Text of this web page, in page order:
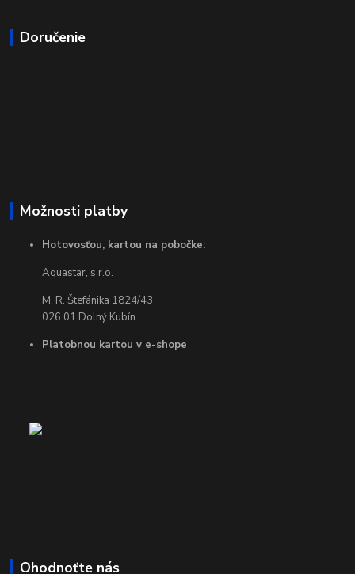
Doručenie
Možnosti platby
Hotovosťou, kartou na pobočke:
Aquastar, s.r.o.
M. R. Štefánika 1824/43
026 01 Dolný Kubín
Platobnou kartou v e-shope
Ohodnoťte nás